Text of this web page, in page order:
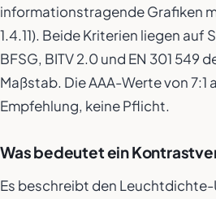
informationstragende Grafiken
1.4.11). Beide Kriterien liegen auf
BFSG, BITV 2.0 und EN 301 549
Maßstab. Die AAA-Werte von 7:1
Empfehlung, keine Pflicht.
Was bedeutet ein
Es beschreibt den